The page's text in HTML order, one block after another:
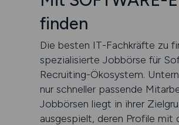
finden
Die besten IT-Fachkräfte zu
spezialisierte Jobbörse für
Recruiting-Ökosystem.
nur schneller passende
Jobbörsen liegt in ihrer
ausgespielt, deren Profile